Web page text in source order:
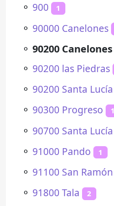
⚬ 900 1
⚬ 90000 Canelones
⚬ 90200 Canelones
⚬ 90200 las Piedras
⚬ 90200 Santa Lucía
⚬ 90300 Progreso 1
⚬ 90700 Santa Lucía
⚬ 91000 Pando 1
⚬ 91100 San Ramón
⚬ 91800 Tala 2